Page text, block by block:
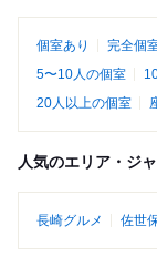
個室あり 完全個
5〜10人の個室
20人以上の個室
人気のエリア・ジ
長崎グルメ 佐世